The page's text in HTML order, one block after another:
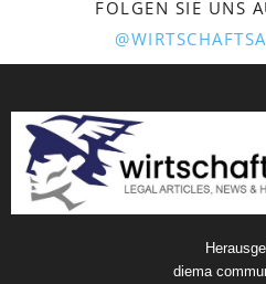
FOLGEN SIE UNS
diema